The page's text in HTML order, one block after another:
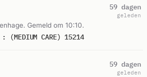
Gemeld om 10:10.
: (MEDIUM CARE) 15214
59 dagen
geleden
59 dagen
geleden